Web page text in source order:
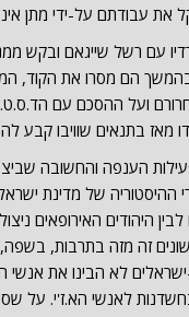
את עבודתם על-ידי מתן
עם רשל שייגאם ובקש
הם מסרו את הקוד,
ועל ההסכם עם הד.ס.ט.
מאז בתנאים שוויבו קבע
הענפה והחשובה
ההיסטוריה של מדינת
היהודים האירופאים
שונים זה מזה בתרבות,
לא הבינו את אנשי
לאנשי הא.ז'י. על